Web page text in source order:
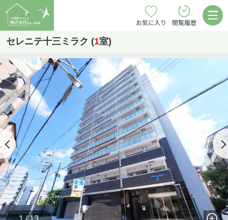
お気に入り 閲覧履歴
セレニテ十三ミラク (1室)